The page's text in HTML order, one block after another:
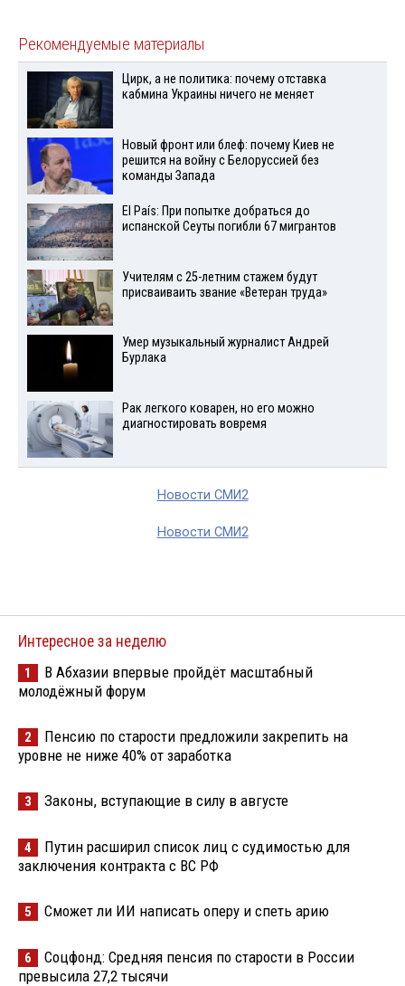
Рекомендуемые материалы
Цирк, а не политика: почему отставка
кабмина Украины ничего не меняет
Новый фронт или блеф: почему Киев не
решится на войну с Белоруссией без
команды Запада
El País: При попытке добраться до
испанской Сеуты погибли 67 мигрантов
Учителям с 25-летним стажем будут
присваиваить звание «Ветеран труда»
Умер музыкальный журналист Андрей
Бурлака
Рак легкого коварен, но его можно
диагностировать вовремя
Новости СМИ2
Новости СМИ2
Интересное за неделю
1
В Абхазии впервые пройдёт масштабный
молодёжный форум
2
Пенсию по старости предложили закрепить на
уровне не ниже 40% от заработка
3 Законы, вступающие в силу в августе
4
Путин расширил список лиц с судимостью для
заключения контракта с ВС РФ
5 Сможет ли ИИ написать оперу и спеть арию
6
Соцфонд: Средняя пенсия по старости в России
превысила 27,2 тысячи